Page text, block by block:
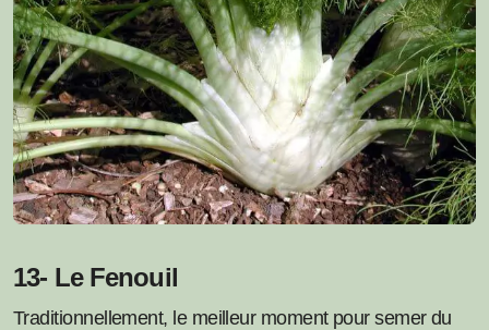
13- Le Fenouil
Traditionnellement, le meilleur moment pour semer du